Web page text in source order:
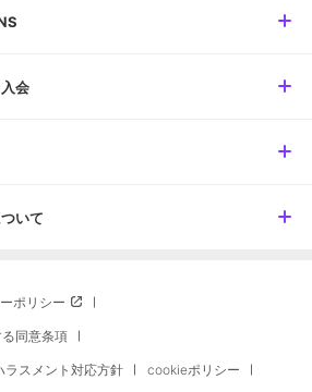
会
いて
ポリシー
同意条項
ラスメント対応方針 cookieポリシー